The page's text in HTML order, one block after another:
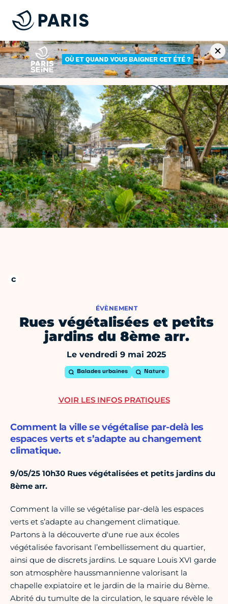
ÉVÈNEMENT
Rues végétalisées et petits
jardins du 8ème arr.
Le vendredi 9 mai 2025
Balades urbaines Nature
Comment la ville se végétalise par-delà les
espaces verts et s’adapte au changement
climatique.
9/05/25 10h30 Rues végétalisées et petits jardins du
8ème arr.
Comment la ville se végétalise par-delà les espaces
verts et s’adapte au changement climatique.
Partons à la découverte d'une rue aux écoles
végétalisée favorisant l’embellissement du quartier,
ainsi que de discrets jardins. Le square Louis XVI garde
son atmosphère haussmannienne valorisant la
chapelle expiatoire et le jardin de la mairie du 8ème.
Abrité du tumulte de la circulation, le square révèle le
VOIR LES INFOS PRATIQUES